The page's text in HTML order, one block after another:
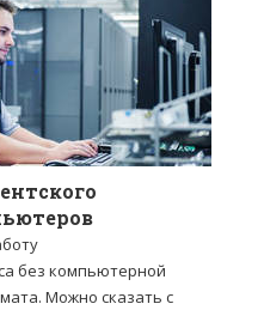
без компьютерной
Можно сказать с